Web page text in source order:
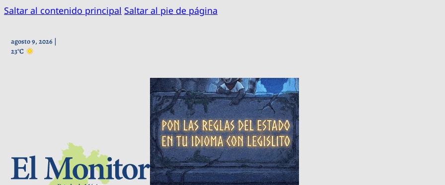
Saltar al contenido principal Saltar al pie de página
agosto 9, 2026 |
23°C